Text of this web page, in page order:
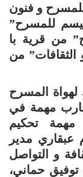
للمسرح و فنون
للمسرح”
من قرية با
من
لهواة المسرح
مهمة في
مهمة تحكيم
عبقاري مدير
و التواصل
حماني،